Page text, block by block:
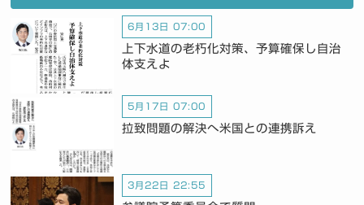
6月13日 07:00
上下水道の老朽化対策、予算確保し自治
体支えよ
5月17日 07:00
拉致問題の解決へ米国との連携訴え
3月22日 22:55